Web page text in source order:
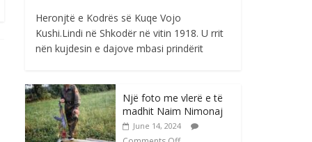
Heronjtë e Kodrës së Kuqe Vojo
Kushi.Lindi në Shkodër në vitin 1918. U rrit
nën kujdesin e dajove mbasi prindërit
Një foto me vlerë e të
madhit Naim Nimonaj
June 14, 2024